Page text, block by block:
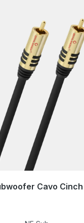
Cavo Cinch
la spedizione